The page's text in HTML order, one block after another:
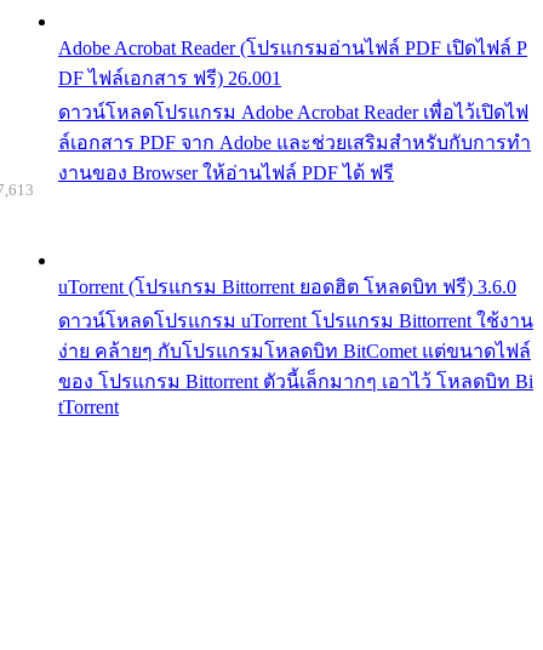
Adobe Acrobat Reader (โปรแกรมอ่านไฟล์ PDF เปิดไฟล์ P
DF ไฟล์เอกสาร ฟรี) 26.001
ดาวน์โหลดโปรแกรม Adobe Acrobat Reader เพื่อไว้เปิดไฟ
ล์เอกสาร PDF จาก Adobe และช่วยเสริมสำหรับกับการทำ
งานของ Browser ให้อ่านไฟล์ PDF ได้ ฟรี
uTorrent (โปรแกรม Bittorrent ยอดฮิต โหลดบิท ฟรี) 3.6.0
ดาวน์โหลดโปรแกรม uTorrent โปรแกรม Bittorrent ใช้งาน
ง่าย คล้ายๆ กับโปรแกรมโหลดบิท BitComet แต่ขนาดไฟล์
ของ โปรแกรม Bittorrent ตัวนี้เล็กมากๆ เอาไว้ โหลดบิท Bi
tTorrent